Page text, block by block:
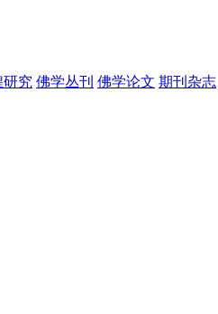
研究 佛学丛刊 佛学论文 期刊杂志